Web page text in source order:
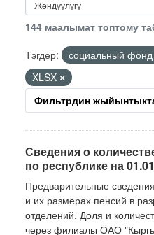
144 маалымат топтому
Тэгдер:
социальный
XLSX
Фильтрдин
Сведения о
по республике на
Предварительные
и их размерах пенсий в
отделений. Доля и
через филиалы ОАО